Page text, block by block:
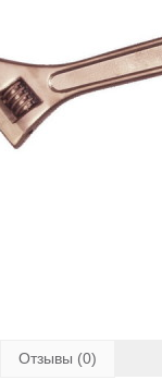
Отзывы (0)